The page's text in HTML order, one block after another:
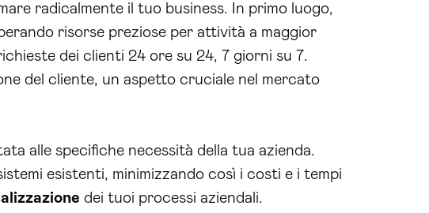
radicalmente il tuo business. In primo luogo,
risorse preziose per attività a maggior
dei clienti 24 ore su 24, 7 giorni su 7.
del cliente, un aspetto cruciale nel mercato
alle specifiche necessità della tua azienda.
esistenti, minimizzando così i costi e i tempi
dei tuoi processi aziendali.